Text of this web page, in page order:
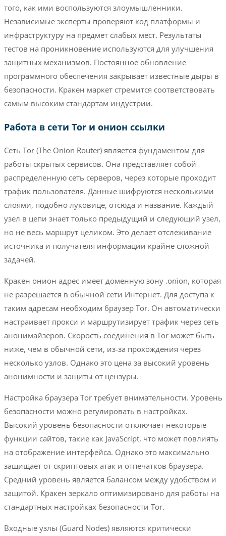
того, как ими воспользуются злоумышленники.
Независимые эксперты проверяют код платформы и
инфраструктуру на предмет слабых мест. Результаты
тестов на проникновение используются для улучшения
защитных механизмов. Постоянное обновление
программного обеспечения закрывает известные дыры в
безопасности. Кракен маркет стремится соответствовать
самым высоким стандартам индустрии.
Работа в сети Tor и онион ссылки
Сеть Tor (The Onion Router) является фундаментом для
работы скрытых сервисов. Она представляет собой
распределенную сеть серверов, через которые проходит
трафик пользователя. Данные шифруются несколькими
слоями, подобно луковице, отсюда и название. Каждый
узел в цепи знает только предыдущий и следующий узел,
но не весь маршрут целиком. Это делает отслеживание
источника и получателя информации крайне сложной
задачей.
Кракен онион адрес имеет доменную зону .onion, которая
не разрешается в обычной сети Интернет. Для доступа к
таким адресам необходим браузер Tor. Он автоматически
настраивает прокси и маршрутизирует трафик через сеть
анонимайзеров. Скорость соединения в Tor может быть
ниже, чем в обычной сети, из-за прохождения через
несколько узлов. Однако это цена за высокий уровень
анонимности и защиты от цензуры.
Настройка браузера Tor требует внимательности. Уровень
безопасности можно регулировать в настройках.
Высокий уровень безопасности отключает некоторые
функции сайтов, такие как JavaScript, что может повлиять
на отображение интерфейса. Однако это максимально
защищает от скриптовых атак и отпечатков браузера.
Средний уровень является балансом между удобством и
защитой. Кракен зеркало оптимизировано для работы на
стандартных настройках безопасности Tor.
Входные узлы (Guard Nodes) являются критически